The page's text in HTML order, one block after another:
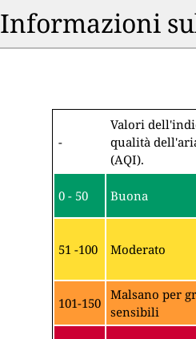
Informazioni
-
Valori
qualità
(AQI).
0 - 50 Buona
51 -100 Moderato
101-150
Malsano per
sensibili